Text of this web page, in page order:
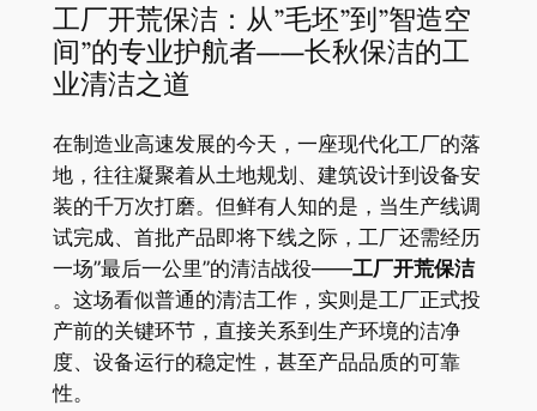
工厂开荒保洁：从”毛坯”到”智造空
间”的专业护航者——长秋保洁的工
业清洁之道
在制造业高速发展的今天，一座现代化工厂的落
地，往往凝聚着从土地规划、建筑设计到设备安
装的千万次打磨。但鲜有人知的是，当生产线调
试完成、首批产品即将下线之际，工厂还需经历
一场”最后一公里”的清洁战役——​​工厂开荒保洁​​
。这场看似普通的清洁工作，实则是工厂正式投
产前的关键环节，直接关系到生产环境的洁净
度、设备运行的稳定性，甚至产品品质的可靠
性。